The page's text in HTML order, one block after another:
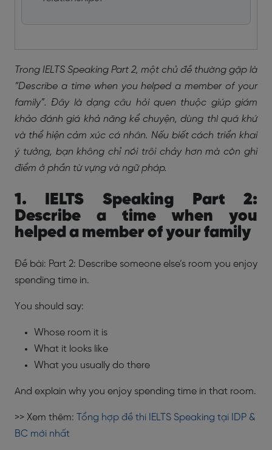
Trong IELTS Speaking Part 2, một chủ đề thường gặp là
“Describe a time when you helped a member of your
family”. Đây là dạng câu hỏi quen thuộc giúp giám
khảo đánh giá khả năng kể chuyện, dùng thì quá khứ
và thể hiện cảm xúc cá nhân. Nếu biết cách triển khai
ý tưởng, bạn không chỉ nói trôi chảy hơn mà còn ghi
điểm ở phần từ vựng và ngữ pháp.
1. IELTS Speaking Part 2:
Describe a time when you
helped a member of your family
Đề bài: Part 2: Describe someone else’s room you enjoy
spending time in.
You should say:
Whose room it is
What it looks like
What you usually do there
And explain why you enjoy spending time in that room.
>> Xem thêm:
Tổng hợp đề thi IELTS Speaking tại IDP &
BC mới nhất